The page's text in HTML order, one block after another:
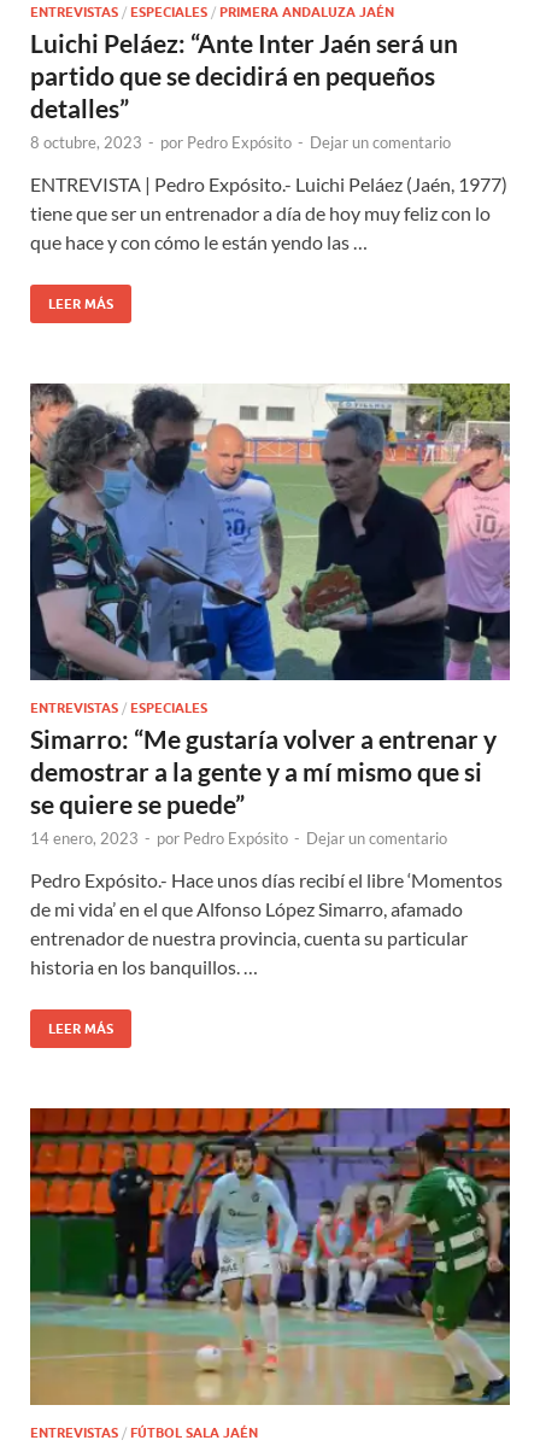
ENTREVISTAS / ESPECIALES / PRIMERA ANDALUZA JAÉN
Luichi Peláez: “Ante Inter Jaén será un
partido que se decidirá en pequeños
detalles”
8 octubre, 2023 - por Pedro Expósito - Dejar un comentario
ENTREVISTA | Pedro Expósito.- Luichi Peláez (Jaén, 1977)
tiene que ser un entrenador a día de hoy muy feliz con lo
que hace y con cómo le están yendo las …
LEER MÁS
ENTREVISTAS / ESPECIALES
Simarro: “Me gustaría volver a entrenar y
demostrar a la gente y a mí mismo que si
se quiere se puede”
14 enero, 2023 - por Pedro Expósito - Dejar un comentario
Pedro Expósito.- Hace unos días recibí el libre ‘Momentos
de mi vida’ en el que Alfonso López Simarro, afamado
entrenador de nuestra provincia, cuenta su particular
historia en los banquillos. …
LEER MÁS
ENTREVISTAS / FÚTBOL SALA JAÉN